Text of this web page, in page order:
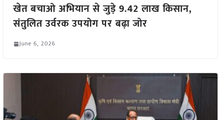
खेत बचाओ अभियान से जुड़े 9.42 लाख किसान,
संतुलित उर्वरक उपयोग पर बढ़ा जोर
June 6, 2026